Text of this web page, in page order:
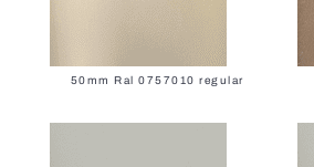
50mm Ral 0757010 regular